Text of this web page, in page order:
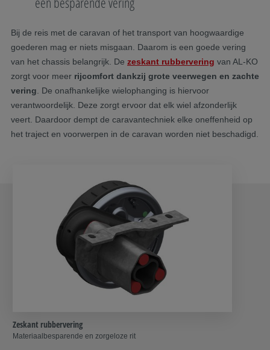
Bij de reis met de caravan of het transport van hoogwaardige
goederen mag er niets misgaan. Daarom is een goede vering
van het chassis belangrijk. De zeskant rubbervering van AL-KO
zorgt voor meer rijcomfort dankzij grote veerwegen en zachte
vering . De onafhankelijke wielophanging is hiervoor
verantwoordelijk. Deze zorgt ervoor dat elk wiel afzonderlijk
veert. Daardoor dempt de caravantechniek elke oneffenheid op
het traject en voorwerpen in de caravan worden niet beschadigd.
Zeskant rubbervering
Materiaalbesparende en zorgeloze rit